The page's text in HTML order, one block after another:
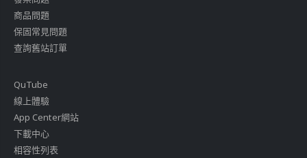
商品問題
保固常見問題
查詢舊站訂單
QuTube
線上體驗
App Center網站
下載中心
相容性列表